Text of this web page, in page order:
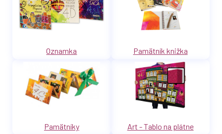
Oznamka Pamätník knižka
Pamätníky Art - Tablo na plátne